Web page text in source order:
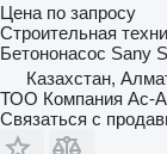
Цена по запросу
Строительная
Бетононасос Sany
Казахстан,
ТОО Компания Ас-
Связаться с